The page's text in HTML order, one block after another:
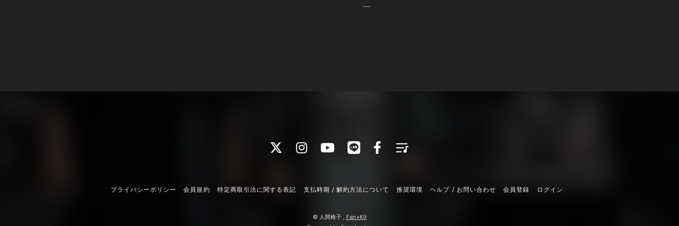
プライバシーポリシー 会員規約 特定商取引法に関する表記 支払時期 / 解約方法について 推奨環境 ヘルプ / お問い合わせ 会員登録 ログイン
© 人間椅子 , Fan+Kit